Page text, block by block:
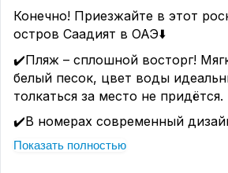
Конечно! Приезжайте в этот
остров Саадият в ОАЭ⬇️
✔️Пляж – сплошной восторг!
белый песок, цвет воды
толкаться за место не придётся.
✔️В номерах современный
подсветка, система «умный
Показать полностью